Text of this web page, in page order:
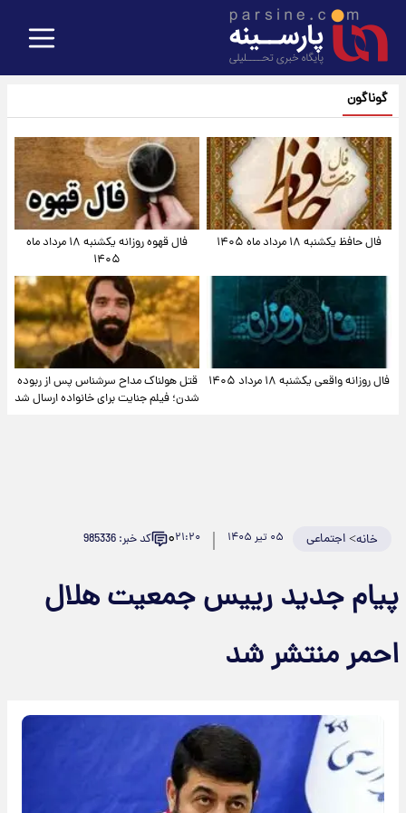
گوناگون
فال حافظ یکشنبه ۱۸ مرداد ماه ۱۴۰۵
فال قهوه روزانه یکشنبه ۱۸ مرداد ماه
۱۴۰۵
فال روزانه واقعی یکشنبه ۱۸ مرداد ۱۴۰۵
قتل هولناک مداح سرشناس پس از ربوده
شدن؛ فیلم جنایت برای خانواده ارسال شد
خانه>اجتماعی ۰۵ تیر ۱۴۰۵ ۲۱:۲۰۰ کد خبر: 985336
پیام جدید رییس جمعیت هلال
احمر منتشر شد